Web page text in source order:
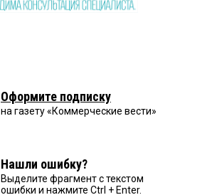
Оформите подписку
на газету «Коммерческие вести»
Нашли ошибку?
Выделите фрагмент с текстом
ошибки и нажмите Ctrl + Enter.